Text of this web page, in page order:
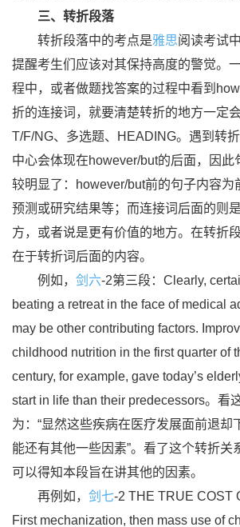
三、转折段落
转折段落中的考点是雅思阅读考试
提醒考生们应该对其保持高度的警觉。
程中，或者做题找答案的过程中看到
折的连接词，就要清楚转折的地方一定
T/F/NG、多选题、HEADING。遇到转
中心会体现在however/but的后面，因此
较明显了：however/but前的句子内容为
预测或研究结果等；而连接词后面的则
方，或者说是更有价值的地方。在转折
在于转折词后面的内容。
例如， 剑六-2第三段：Clearly,
beating a retreat in the face of medical
may be other contributing factors.
childhood nutrition in the first quarter of
century, for example, gave today’s
start in life than their predecessors。看
为：“显然这些疾病在医疗发展面前退却
能还有其他一些因素”。看了这个转折关
可以得知本段旨在讲其他的因素。
再例如， 剑七-2 THE TRUE COST
First mechanization, then mass use of